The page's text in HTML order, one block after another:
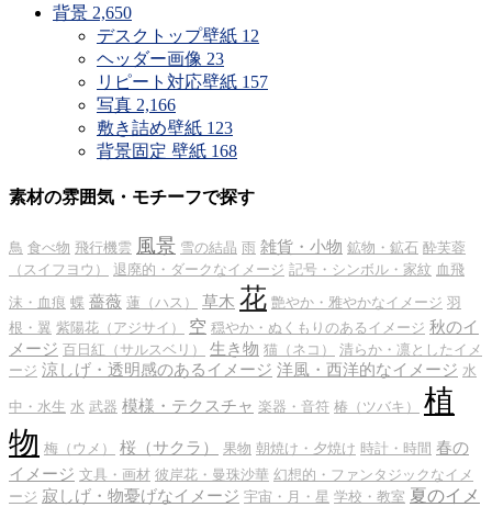
背景 2,650
デスクトップ壁紙 12
ヘッダー画像 23
リピート対応壁紙 157
写真 2,166
敷き詰め壁紙 123
背景固定 壁紙 168
素材の雰囲気・モチーフで探す
鳥 食べ物 飛行機雲 風景 雪の結晶 雨 雑貨・小物 鉱物・鉱石 酔芙蓉
（スイフヨウ）
退廃的・ダークなイメージ 記号・シンボル・家紋 血飛
沫・血痕 蝶 薔薇 蓮（ハス） 草木 花 艶やか・雅やかなイメージ 羽
根・翼 紫陽花（アジサイ） 空 穏やか・ぬくもりのあるイメージ 秋のイ
メージ 百日紅（サルスベリ） 生き物 猫（ネコ）
清らか・凛としたイメ
ージ 涼しげ・透明感のあるイメージ 洋風・西洋的なイメージ 水
中・水生 水 武器 模様・テクスチャ 楽器・音符 椿（ツバキ）
植
物 梅（ウメ） 桜（サクラ） 果物 朝焼け・夕焼け 時計・時間 春の
イメージ 文具・画材 彼岸花・曼珠沙華 幻想的・ファンタジックなイメ
ージ 寂しげ・物憂げなイメージ 宇宙・月・星 学校・教室 夏のイメ